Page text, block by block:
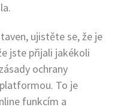
ujistěte se, že je
jste přijali jakékoli
ochrany
To je
funkcím a